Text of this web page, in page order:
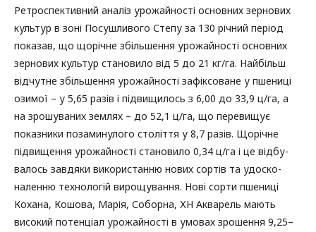
Ретроспективний аналіз урожайності основних зернових
культур в зоні Посушливого Степу за 130 річний період
показав, що щорічне збільшення урожайності основних
зернових культур становило від 5 до 21 кг/га. Найбільш
відчутне збільшення урожайності зафіксоване у пшениці
озимої – у 5,65 разів і підвищилось з 6,00 до 33,9 ц/га, а
на зрошуваних землях – до 52,1 ц/га, що перевищує
показники позаминулого століття у 8,7 разів. Щорічне
підвищення урожайності становило 0,34 ц/га і це відбу-
валось завдяки використанню нових сортів та удоско-
наленню технологій вирощування. Нові сорти пшениці
Кохана, Кошова, Марія, Соборна, ХН Акварель мають
високий потенціал урожайності в умовах зрошення 9,25–